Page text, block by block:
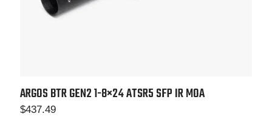
ARGOS BTR GEN2 1-8×24 ATSR5 SFP IR MOA
$437.49